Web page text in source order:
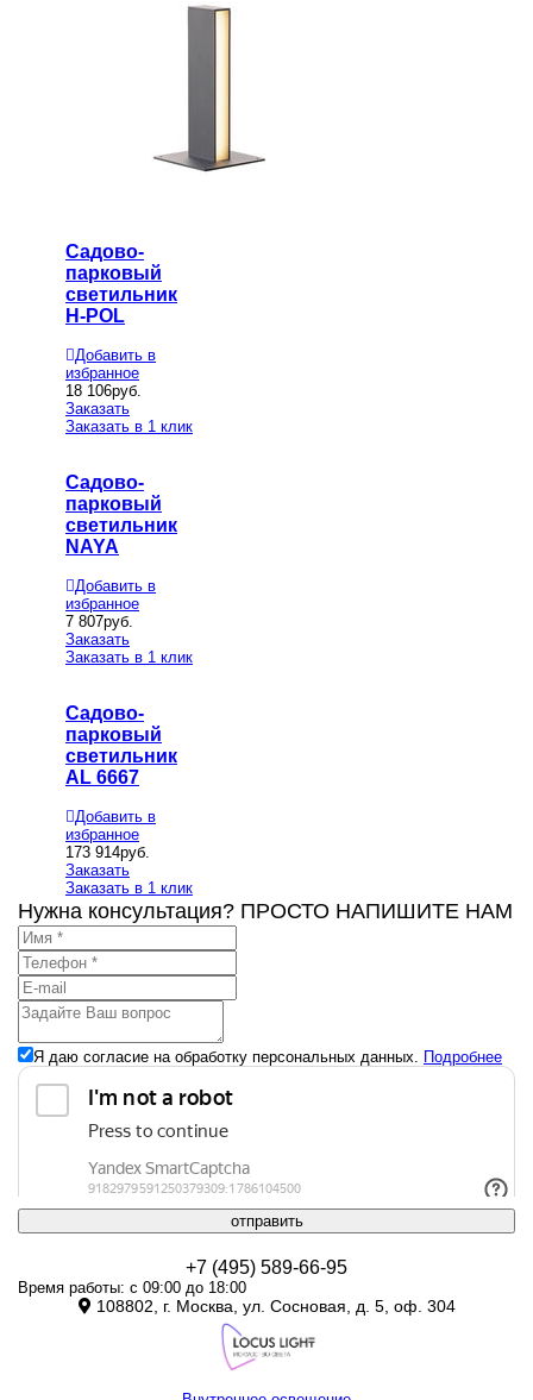
Садово-
парковый
светильник
H-POL
Добавить в
избранное
18 106руб.
Заказать
Заказать в 1 клик
Садово-
парковый
светильник
NAYA
Добавить в
избранное
7 807руб.
Заказать
Заказать в 1 клик
Садово-
парковый
светильник
AL 6667
Добавить в
избранное
173 914руб.
Заказать
Заказать в 1 клик
Нужна консультация? ПРОСТО НАПИШИТЕ НАМ
Я даю согласие на обработку персональных данных. Подробнее
отправить
+7 (495) 589-66-95
Время работы: с 09:00 до 18:00
108802, г. Москва, ул. Сосновая, д. 5, оф. 304